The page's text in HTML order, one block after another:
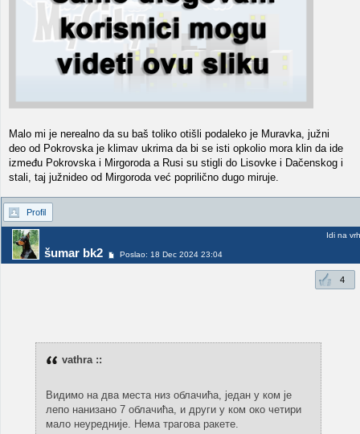
Malo mi je nerealno da su baš toliko otišli podaleko je Muravka, južni
deo od Pokrovska je klimav ukrima da bi se isti opkolio mora klin da ide
između Pokrovska i Mirgoroda a Rusi su stigli do Lisovke i Dačenskog i
stali, taj južnideo od Mirgoroda već poprilično dugo miruje.
Profil
šumar bk2 Poslao: 18 Dec 2024 23:04
Idi na vrh
4
vathra ::
Видимо на два места низ облачића, један у ком је
лепо нанизано 7 облачића, и други у ком око четири
мало неуредније. Нема трагова ракете.